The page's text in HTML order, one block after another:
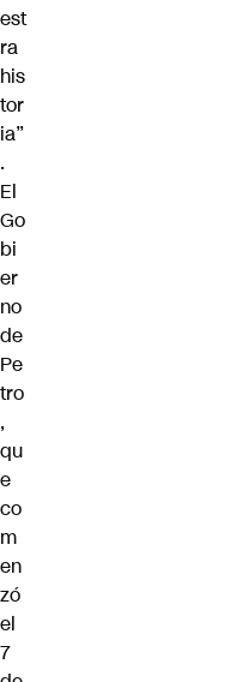
est
ra
his
tor
ia”
.
El
Go
bi
er
no
de
Pe
tro
,
qu
e
co
m
en
zó
el
7